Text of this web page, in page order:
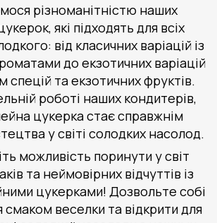
різноманітністю наших
які підходять для всіх
від класичних варіацій із
до екзотичних варіацій
спецій та екзотичних фруктів.
роботі наших кондитерів,
цукерка стає справжнім
у світі солодких насолод.
можливість поринути у світ
та неймовірних відчуттів із
цукерками! Дозвольте собі
смаком веселки та відкрити для